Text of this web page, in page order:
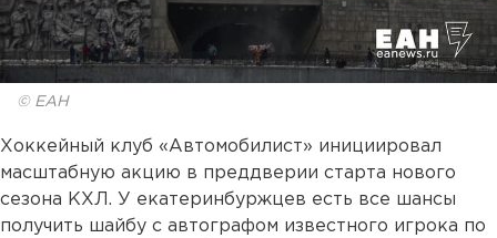
© ЕАН
Хоккейный клуб «Автомобилист» инициировал
масштабную акцию в преддверии старта нового
сезона КХЛ. У екатеринбуржцев есть все шансы
получить шайбу с автографом известного игрока по